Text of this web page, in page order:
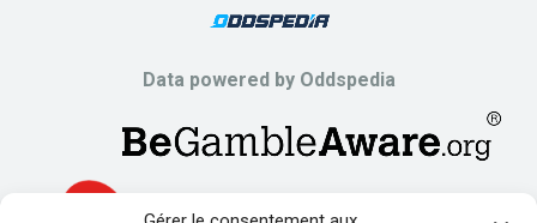
Data powered by Oddspedia